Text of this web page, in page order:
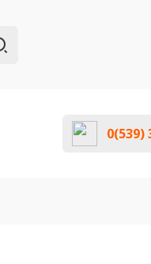
0(539)